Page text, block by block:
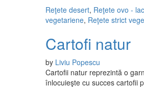
Reţete desert, Reţete ovo -
vegetariene, Reţete strict
Cartofi natur
by Liviu Popescu
Cartofii natur reprezintă o
înlocuieşte cu succes cartofii